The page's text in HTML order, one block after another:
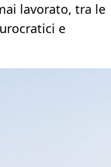
lavorato, tra le
e